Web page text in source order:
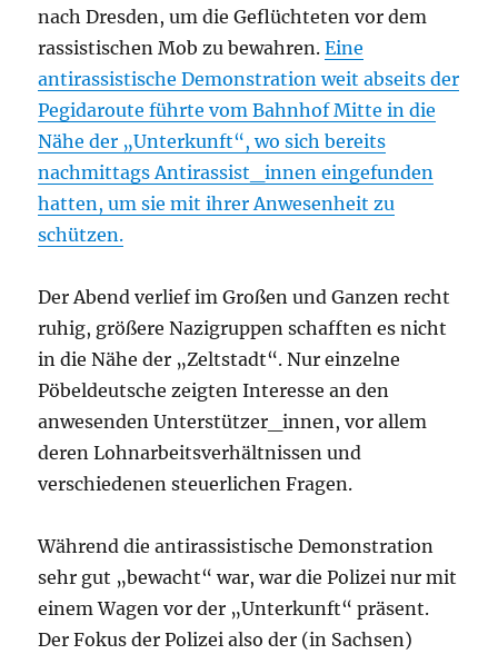
nach Dresden, um die Geflüchteten vor dem
rassistischen Mob zu bewahren.Eine
antirassistischeDemonstration weit abseits der
Pegidaroute führte vom Bahnhof Mitte in die
Nähe der „Unterkunft“, wo sich bereits
nachmittags Antirassist_innen eingefunden
hatten, umsiemit ihrer Anwesenheit zu
schützen.
Der Abend verlief im Großen und Ganzen recht
ruhig, größere Nazigruppen schafften es nicht
in die Nähe der „Zeltstadt“. Nur einzelne
Pöbeldeutsche zeigten Interesse an den
anwesenden Unterstützer_innen, vor allem
deren Lohnarbeitsverhältnissen und
verschiedenen steuerlichen Fragen.
Während die antirassistische Demonstration
sehr gut „bewacht“ war, war die Polizei nur mit
einem Wagen vor der „Unterkunft“ präsent.
Der Fokus der Polizei also der (in Sachsen)